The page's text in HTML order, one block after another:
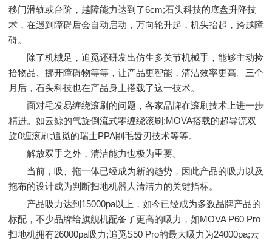
移门滑轨或台阶，越障能力达到了6cm;石头科技的底盘升降技
术，在遇到障碍后会自动启动，万向轮升起，机头抬起，跨越障
碍。
除了机械足，追觅还研发出仿生多关节机械手，能够主动捡
拾物品、挪开障碍物等等，让产品更智能，清洁效率更高。三个
月后，石头科技也在产品身上搭载了这一技术。
面对毛发易缠绕滚刷的问题，各家品牌在滚刷技术上进一步
精进。如云鲸的气旋倒流式零缠绕滚刷;MOVA搭载的超导流双
旋0缠滚刷;追觅的瑞士PPA削毛齿刃技术等等。
解放双手之外，清洁能力也极为重要。
当前，吸、拖一体已经成为新的趋势，因此产品的吸力以及
拖布的设计成为判断扫地机器人清洁力的关键指标。
产品吸力达到15000pa以上，如今已经成为多数品牌产品的
标配，不少品牌给旗舰机配备了更高的吸力，如MOVA P60 Pro
扫地机拥有26000pa吸力;追觅S50 Pro的最大吸力为24000pa;云